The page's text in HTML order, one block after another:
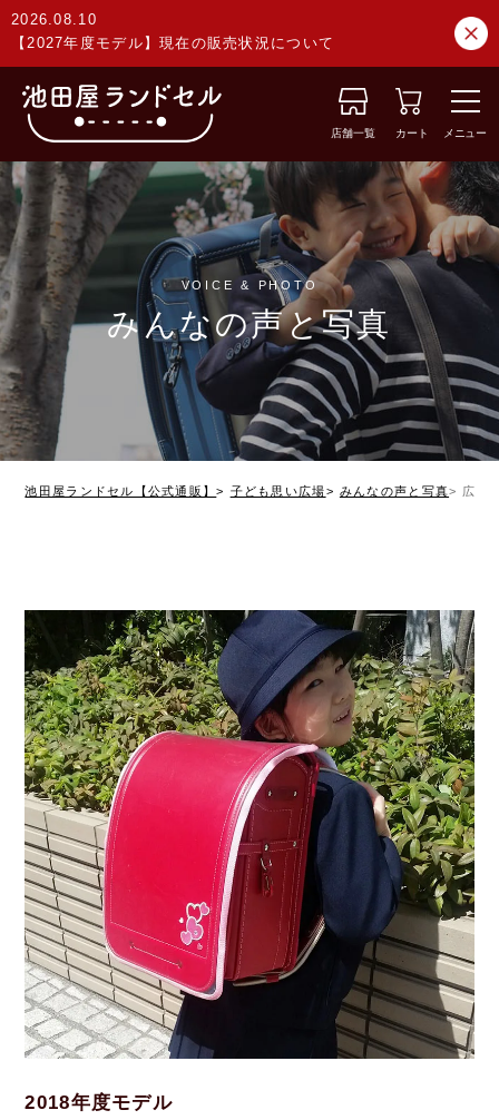
2026.08.10
【2027年度モデル】現在の販売状況について
店舗一覧 カート メニュー
VOICE & PHOTO
みんなの声と写真
池田屋ランドセル【公式通販】 子ども思い広場 みんなの声と写真 広島
2018年度モデル